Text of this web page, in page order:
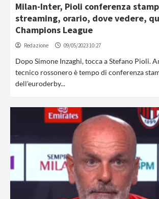
Milan-Inter, Pioli conferenza
streaming, orario, dove vedere,
Champions League
Redazione 09/05/2023 10:27
Dopo Simone Inzaghi, tocca a Stefano Pioli.
tecnico rossonero è tempo di conferenza
dell'euroderby...